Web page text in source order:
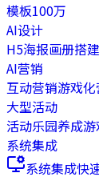
模板100万
AI设计
H5海报画册搭建
AI营销
互动营销游戏化
大型活动
活动乐园养成
系统集成
系统集成快